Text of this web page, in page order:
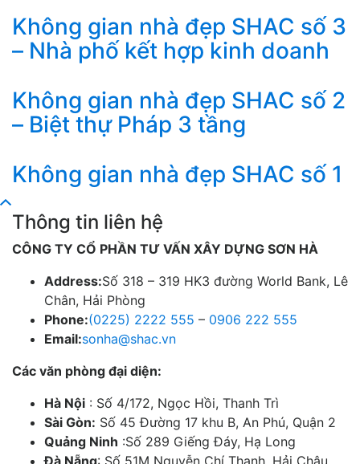
Không gian nhà đẹp SHAC số 3
– Nhà phố kết hợp kinh doanh
Không gian nhà đẹp SHAC số 2
– Biệt thự Pháp 3 tầng
Không gian nhà đẹp SHAC số 1
Thông tin liên hệ
CÔNG TY CỔ PHẦN TƯ VẤN XÂY DỰNG SƠN HÀ
Address:Số 318 – 319 HK3 đường World Bank, Lê
Chân, Hải Phòng
Phone:(0225) 2222 555 – 0906 222 555
Email:sonha@shac.vn
Các văn phòng đại diện:
Hà Nội : Số 4/172, Ngọc Hồi, Thanh Trì
Sài Gòn: Số 45 Đường 17 khu B, An Phú, Quận 2
Quảng Ninh :Số 289 Giếng Đáy, Hạ Long
Đà Nẵng: Số 51M Nguyễn Chí Thanh, Hải Châu